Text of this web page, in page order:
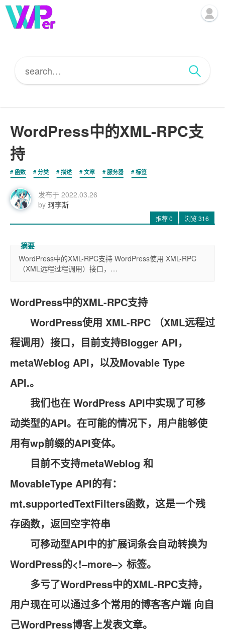
WordPress中的XML-RPC支
持
函数 分类 描述 文章 服务器 标签
发布于 2022.03.26
by 珂李斯
推荐0 浏览316
WordPress中的XML-RPC支持 WordPress使用 XML-RPC
（XML远程过程调用）接口，…
WordPress中的XML-RPC支持
WordPress使用 XML-RPC （XML远程过
程调用）接口，目前支持Blogger API，
metaWeblog API，以及Movable Type
API.。
我们也在 WordPress API中实现了可移
动类型的API。在可能的情况下，用户能够使
用有wp前缀的API变体。
目前不支持metaWeblog 和
MovableType API的有：
mt.supportedTextFilters函数，这是一个残
存函数，返回空字符串
可移动型API中的扩展词条会自动转换为
WordPress的<!–more–> 标签。
多亏了WordPress中的XML-RPC支持，
用户现在可以通过多个常用的博客客户端 向自
己WordPress博客上发表文章。